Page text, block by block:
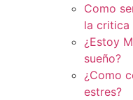
Como
la critica
¿Estoy
sueño?
¿Como
estres?